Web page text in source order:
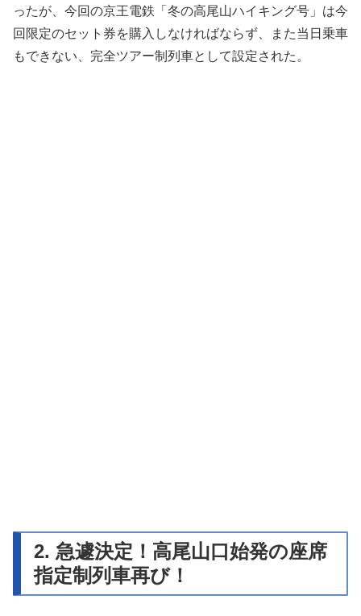
ったが、今回の京王電鉄「冬の高尾山ハイキング号」は今
回限定のセット券を購入しなければならず、また当日乗車
もできない、完全ツアー制列車として設定された。
2. 急遽決定！高尾山口始発の座席
指定制列車再び！